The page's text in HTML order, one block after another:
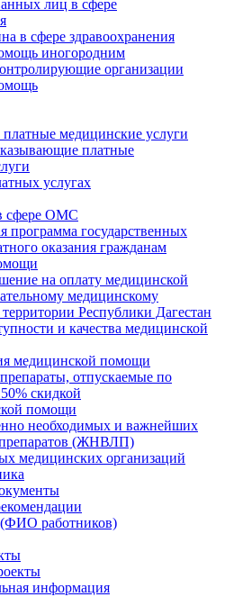
лиц в сфере
в сфере здравоохранения
иногородним
организации
медицинские услуги
платные
услугах
сфере ОМС
программа государственных
оказания гражданам
на оплату медицинской
медицинскому
Республики Дагестан
и качества медицинской
медицинской помощи
отпускаемые по
скидкой
помощи
необходимых и важнейших
препаратов (ЖНВЛП)
медицинских организаций
(ФИО работников)
информация